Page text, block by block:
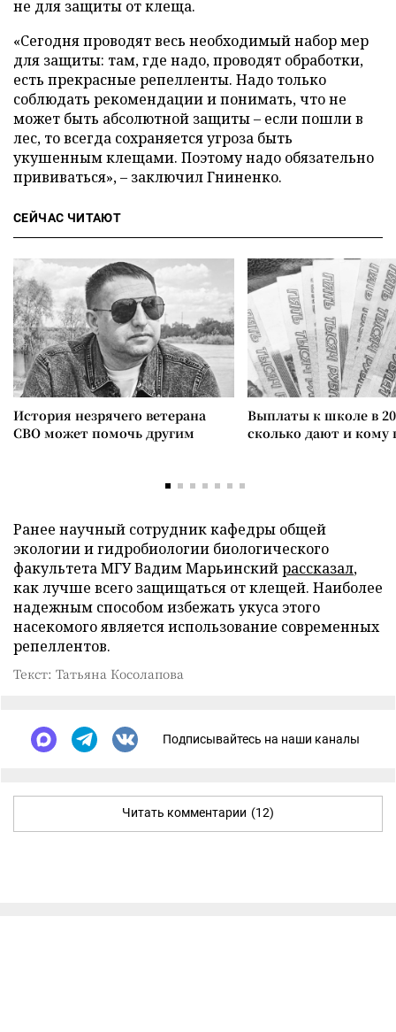
не для защиты от клеща.
«Сегодня проводят весь необходимый набор мер
для защиты: там, где надо, проводят обработки,
есть прекрасные репелленты. Надо только
соблюдать рекомендации и понимать, что не
может быть абсолютной защиты – если пошли в
лес, то всегда сохраняется угроза быть
укушенным клещами. Поэтому надо обязательно
прививаться», – заключил Гниненко.
СЕЙЧАС ЧИТАЮТ
История незрячего ветерана
СВО может помочь другим
Выплаты к школе в
сколько дают и
Ранее научный сотрудник кафедры общей
экологии и гидробиологии биологического
факультета МГУ Вадим Марьинскийрассказал,
как лучше всего защищаться от клещей. Наиболее
надежным способом избежать укуса этого
насекомого является использование современных
репеллентов.
Текст: Татьяна Косолапова
Подписывайтесь на наши каналы
Читать комментарии (12)